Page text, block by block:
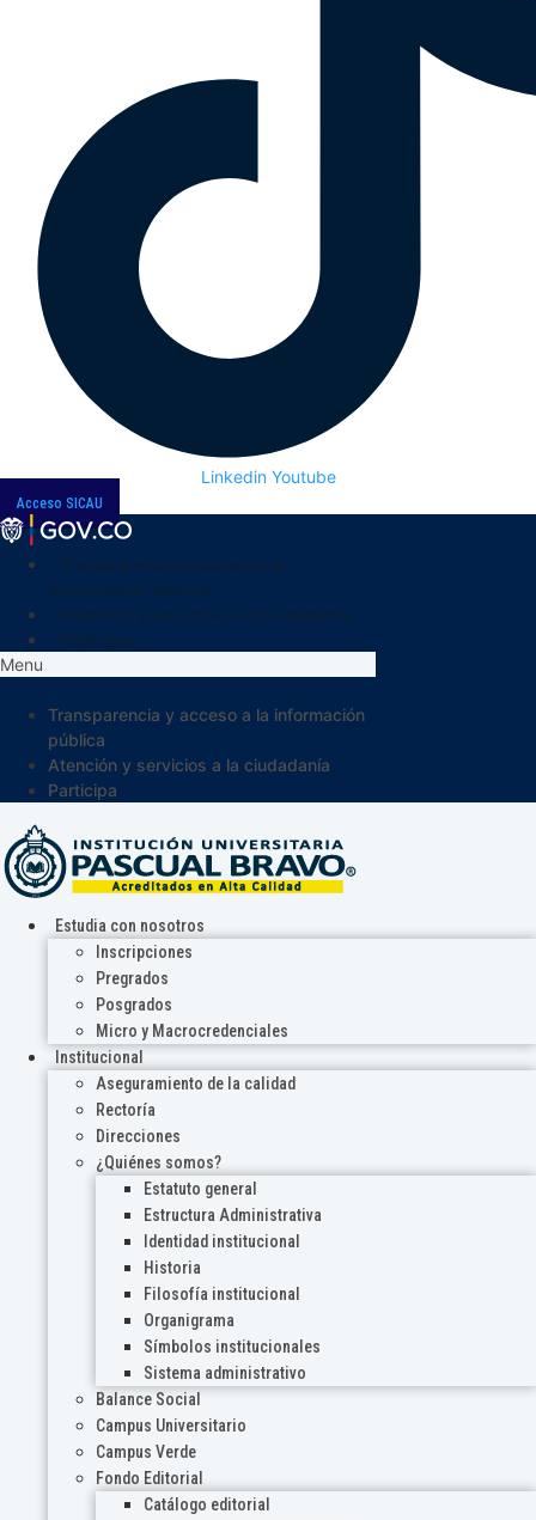
Linkedin Youtube
Acceso SICAU
Menu
Transparencia y acceso a la información
pública
Atención y servicios a la ciudadanía
Participa
Estudia con nosotros
Inscripciones
Pregrados
Posgrados
Micro y Macrocredenciales
Institucional
Aseguramiento de la calidad
Rectoría
Direcciones
¿Quiénes somos?
Estatuto general
Estructura Administrativa
Identidad institucional
Historia
Filosofía institucional
Organigrama
Símbolos institucionales
Sistema administrativo
Balance Social
Campus Universitario
Campus Verde
Fondo Editorial
Catálogo editorial